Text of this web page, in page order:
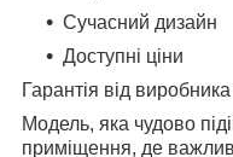
Сучасний дизайн
Доступні ціни
Гарантія від
Модель, яка чудово
приміщення, де